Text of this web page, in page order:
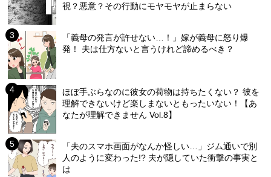
視？悪意？その行動にモヤモヤが止まらない
「義母の発言が許せない…！」嫁が義母に怒り爆
発！ 夫は仕方ないと言うけれど諦めるべき？
ほぼ手ぶらなのに彼女の荷物は持ちたくない？ 彼を
理解できないけど楽しまないともったいない！【あ
なたが理解できません Vol.8】
「夫のスマホ画面がなんか怪しい…」ジム通いで別
人のように変わった!? 夫が隠していた衝撃の事実と
は